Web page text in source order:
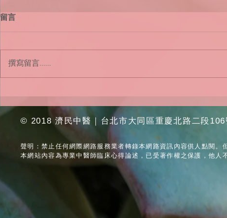
留言
撰寫留言......
© 2018 濟民中醫｜台北市大同區重慶北路二段
聲明：禁止任何網際網路服務業者轉錄本網路資訊內容供人點閱。
本網站內容為專業中醫師臨床心得論述，已受著作權之保護，他人